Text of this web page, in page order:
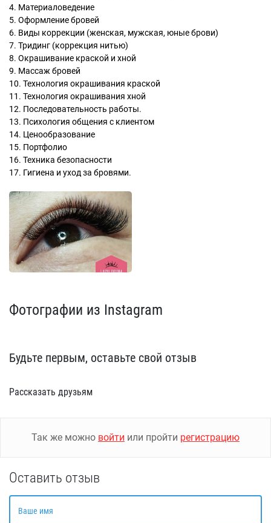
4. Материаловедение
5. Оформление бровей
6. Виды коррекции (женская, мужская, юные брови)
7. Тридинг (коррекция нитью)
8. Окрашивание краской и хной
9. Массаж бровей
10. Технология окрашивания краской
11. Технология окрашивания хной
12. Последовательность работы.
13. Психология общения с клиентом
14. Ценообразование
15. Портфолио
16. Техника безопасности
17. Гигиена и уход за бровями.
Фотографии из Instagram
Будьте первым, оставьте свой отзыв
Рассказать друзьям
Так же можно войти или пройти регистрацию
Оставить отзыв
Ваше имя